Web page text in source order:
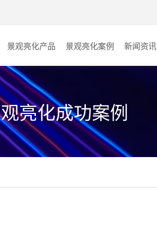
景观亮化产品
AI智慧文旅灯光系统
AI智慧照明控制系统
投光灯
洗墙灯
景观亮化案例
文旅照明
其它
新闻资讯
亮化成功案例